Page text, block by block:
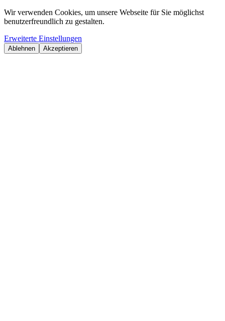
Wir verwenden Cookies, um unsere Webseite für Sie möglichst
benutzerfreundlich zu gestalten.
Erweiterte Einstellungen
Ablehnen Akzeptieren